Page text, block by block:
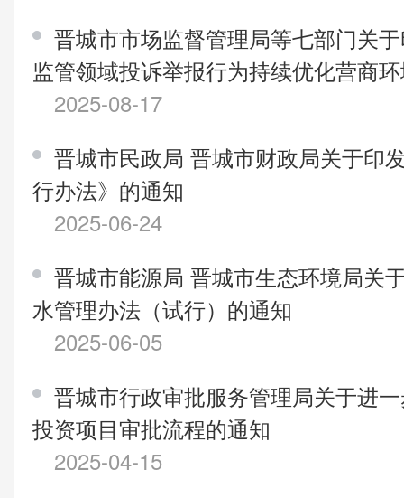
晋城市市场监督管理局等七部门关
监管领域投诉举报行为持续优化营商
2025-08-17
晋城市民政局 晋城市财政局关于印
行办法》的通知
2025-06-24
晋城市能源局 晋城市生态环境局关
水管理办法（试行）的通知
2025-06-05
晋城市行政审批服务管理局关于进
投资项目审批流程的通知
2025-04-15